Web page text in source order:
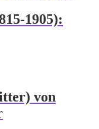
1905):
von